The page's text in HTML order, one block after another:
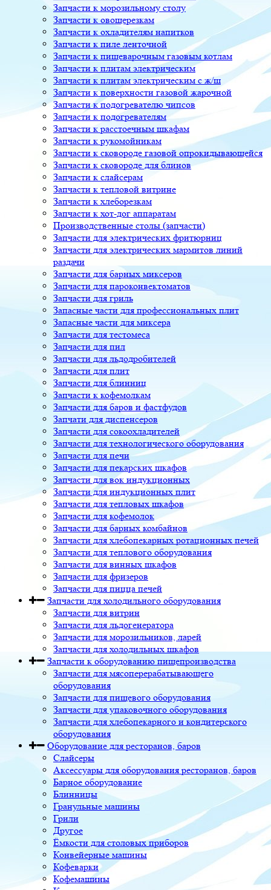
Запчасти к морозильному столу
Запчасти к овощерезкам
Запчасти к охладителям напитков
Запчасти к пиле ленточной
Запчасти к пищеварочным газовым котлам
Запчасти к плитам электрическим
Запчасти к плитам электрическим с ж/ш
Запчасти к поверхности газовой жарочной
Запчасти к подогревателю чипсов
Запчасти к подогревателям
Запчасти к расстоечным шкафам
Запчасти к рукомойникам
Запчасти к сковороде газовой опрокидывающейся
Запчасти к сковороде для блинов
Запчасти к слайсерам
Запчасти к тепловой витрине
Запчасти к хлеборезкам
Запчасти к хот-дог аппаратам
Производственные столы (запчасти)
Запчасти для электрических фритюрниц
Запчасти для электрических мармитов линий
раздачи
Запчасти для барных миксеров
Запчасти для пароконвектоматов
Запчасти для гриль
Запасные части для профессиональных плит
Запасные части для миксера
Запчасти для тестомеса
Запчасти для пил
Запчасти для льдодробителей
Запчасти для плит
Запчасти для блинниц
Запчасти к кофемолкам
Запчасти для баров и фастфудов
Запчати для диспенсеров
Запчасти для сокоохладителей
Запчасти для технологического оборудования
Запчасти для печи
Запчасти для пекарских шкафов
Запчасти для вок индукционных
Запчасти для индукционных плит
Запчасти для тепловых шкафов
Запчасти для кофемолок
Запчасти для барных комбайнов
Запчасти для хлебопекарных ротационных печей
Запчасти для теплового оборудования
Запчасти для винных шкафов
Запчасти для фризеров
Запчасти для пицца печей
Запчасти для холодильного оборудования
Запчасти для витрин
Запчасти для льдогенератора
Запчасти для морозильников, ларей
Запчасти для холодильных шкафов
Запчасти к оборудованию пищепроизводства
Запчасти для мясоперерабатывающего
оборудования
Запчасти для пищевого оборудования
Запчасти для упаковочного оборудования
Запчасти для хлебопекарного и кондитерского
оборудования
Оборудование для ресторанов, баров
Слайсеры
Аксессуары для оборудования ресторанов, баров
Барное оборудование
Блинницы
Гранульные машины
Грили
Другое
Ёмкости для столовых приборов
Конвейерные машины
Кофеварки
Кофемашины